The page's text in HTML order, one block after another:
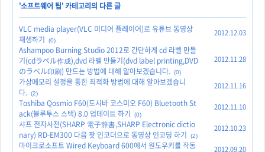
'소프트웨어 팁' 카테고리의 다른 글
VLC media player(VLC 미디어 플레이어)로 유튜브 동영상
재생하기
(0)
2012.12.03
Ashampoo Burning Studio 2012로 간단하게 cd 라벨 만들
기(cdラベル作成),dvd 라벨 만들기(dvd label printing,DVD
のラベル印刷) 만드는 방법에 대해 알아보겠습니다. (0)
2012.11.28
가상메모리 설정을 통한 최적화 방법에 대해 알아보겠습니
다. (2)
2012.11.16
Toshiba Qosmio F60(도시바 코스미오 F60) Bluetooth St
ack(블루투스 스택) 8.0 업데이트 하기
(0)
2012.11.10
샤프 전자사전(SHARP 電子辞書,SHARP Electronic dictio
nary) RD-EM300 다음 팟 인코더으로 동영상 인코딩 하기
(2)
2012.10.23
마이크로소프트 Wired Keyboard 600에서 원도우키를 작동
2012.09.20